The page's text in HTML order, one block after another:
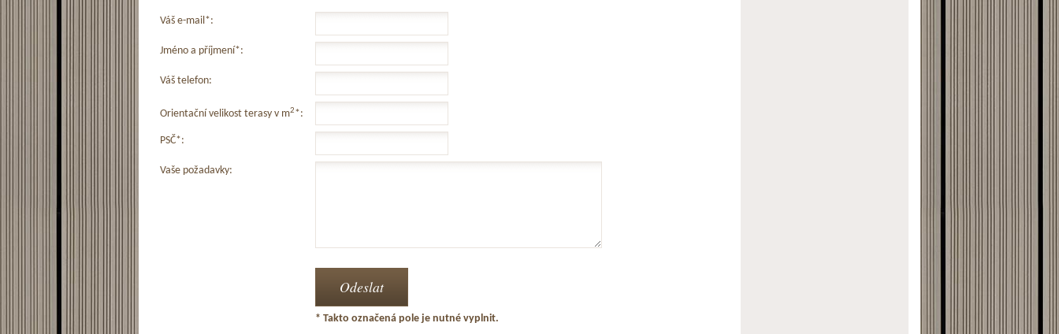
Váš e-mail*:
Jméno a příjmení*:
Váš telefon:
Orientační velikost terasy v m2*:
PSČ*:
Vaše požadavky:
* Takto označená pole je nutné vyplnit.